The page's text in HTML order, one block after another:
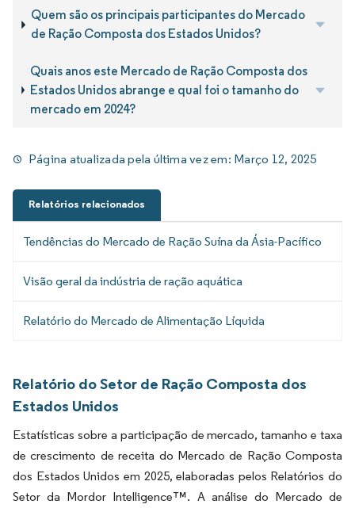
Quem são os principais participantes do Mercado
de Ração Composta dos Estados Unidos?
Quais anos este Mercado de Ração Composta dos
Estados Unidos abrange e qual foi o tamanho do
mercado em 2024?
Página atualizada pela última vez em: Março 12, 2025
Relatórios relacionados
Tendências do Mercado de Ração Suína da Ásia-Pacífico
Visão geral da indústria de ração aquática
Relatório do Mercado de Alimentação Líquida
Relatório do Setor de Ração Composta dos
Estados Unidos
Estatísticas sobre a participação de mercado, tamanho e taxa
de crescimento de receita do Mercado de Ração Composta
dos Estados Unidos em 2025, elaboradas pelos Relatórios do
Setor da Mordor Intelligence™. A análise do Mercado de